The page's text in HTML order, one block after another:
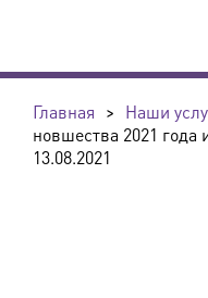
Главная > Наши
новшества 2021 года
13.08.2021